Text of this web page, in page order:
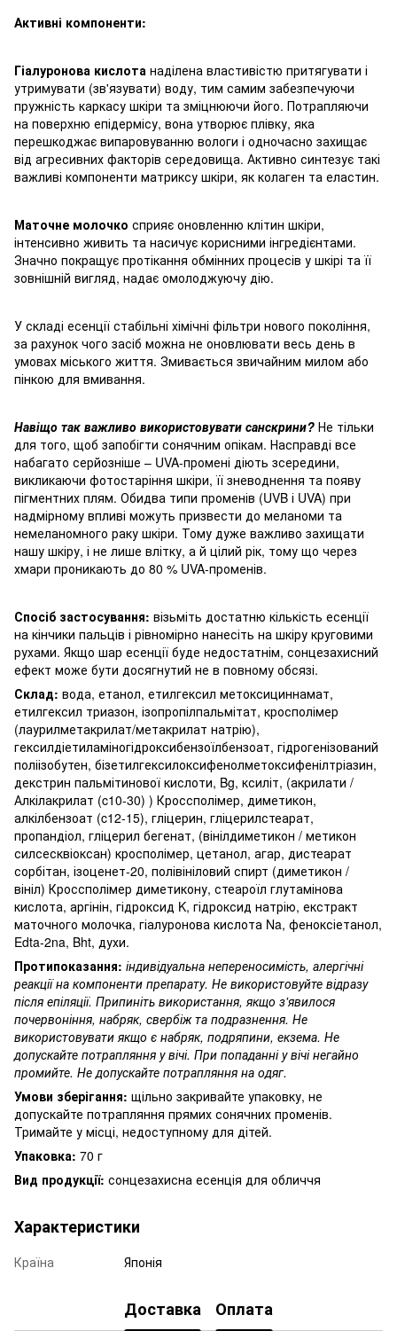
Активні компоненти:
Гіалуронова кислота наділена властивістю притягувати і
утримувати (зв'язувати) воду, тим самим забезпечуючи
пружність каркасу шкіри та зміцнюючи його. Потрапляючи
на поверхню епідермісу, вона утворює плівку, яка
перешкоджає випаровуванню вологи і одночасно захищає
від агресивних факторів середовища. Активно синтезує такі
важливі компоненти матриксу шкіри, як колаген та еластин.
Маточне молочко сприяє оновленню клітин шкіри,
інтенсивно живить та насичує корисними інгредієнтами.
Значно покращує протікання обмінних процесів у шкірі та її
зовнішній вигляд, надає омолоджуючу дію.
У складі есенції стабільні хімічні фільтри нового покоління,
за рахунок чого засіб можна не оновлювати весь день в
умовах міського життя. Змивається звичайним милом або
пінкою для вмивання.
Навіщо так важливо використовувати санскрини? Не тільки
для того, щоб запобігти сонячним опікам. Насправді все
набагато серйозніше – UVA-промені діють зсередини,
викликаючи фотостаріння шкіри, її зневоднення та появу
пігментних плям. Обидва типи променів (UVB і UVA) при
надмірному впливі можуть призвести до меланоми та
немеланомного раку шкіри. Тому дуже важливо захищати
нашу шкіру, і не лише влітку, а й цілий рік, тому що через
хмари проникають до 80 % UVA-променів.
Спосіб застосування: візьміть достатню кількість есенції
на кінчики пальців і рівномірно нанесіть на шкіру круговими
рухами. Якщо шар есенції буде недостатнім, сонцезахисний
ефект може бути досягнутий не в повному обсязі.
Склад: вода, етанол, етилгексил метоксициннамат,
етилгексил триазон, ізопропілпальмітат, кросполімер
(лаурилметакрилат/метакрилат натрію),
гексилдіетиламіногідроксибензоїлбензоат, гідрогенізований
поліізобутен, бізетилгексилоксифенолметоксифенілтріазин,
декстрин пальмітинової кислоти, Bg, ксиліт, (акрилати /
Алкілакрилат (c10-30) ) Кроссполімер, диметикон,
алкілбензоат (c12-15), гліцерин, гліцерилстеарат,
пропандіол, гліцерил бегенат, (вінілдиметикон / метикон
силсесквіоксан) кросполімер, цетанол, агар, дистеарат
сорбітан, ізоценет-20, полівініловий спирт (диметикон /
вініл) Кроссполімер диметикону, стеароїл глутамінова
кислота, аргінін, гідроксид K, гідроксид натрію, екстракт
маточного молочка, гіалуронова кислота Na, феноксіетанол,
Edta-2na, Bht, духи.
Протипоказання: індивідуальна непереносимість, алергічні
реакції на компоненти препарату. Не використовуйте відразу
після епіляції. Припиніть використання, якщо з'явилося
почервоніння, набряк, свербіж та подразнення. Не
використовувати якщо є набряк, подряпини, екзема. Не
допускайте потрапляння у вічі. При попаданні у вічі негайно
промийте. Не допускайте потрапляння на одяг.
Умови зберігання: щільно закривайте упаковку, не
допускайте потрапляння прямих сонячних променів.
Тримайте у місці, недоступному для дітей.
Упаковка: 70 г
Вид продукції: сонцезахисна есенція для обличчя
Характеристики
Країна Японія
Доставка Оплата